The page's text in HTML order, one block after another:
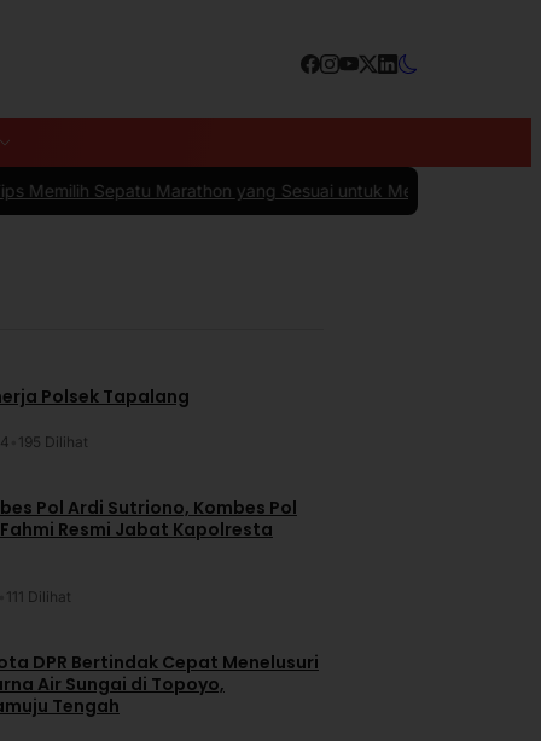
Marathon yang Sesuai untuk Menunjang Kenyamanan dan
Polsek Tapalang
195 Dilihat
Pol Ardi Sutriono, Kombes Pol
Resmi Jabat Kapolresta
111 Dilihat
DPR Bertindak Cepat Menelusuri
Air Sungai di Topoyo,
Tengah